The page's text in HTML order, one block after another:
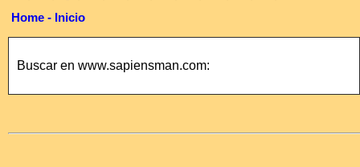
Home - Inicio
Buscar en www.sapiensman.com: